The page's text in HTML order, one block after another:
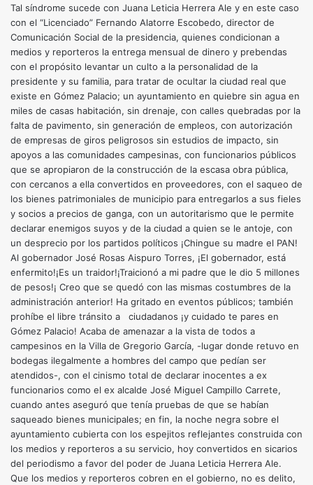
Tal síndrome sucede con Juana Leticia Herrera Ale y en este caso
con el “Licenciado” Fernando Alatorre Escobedo, director de
Comunicación Social de la presidencia, quienes condicionan a
medios y reporteros la entrega mensual de dinero y prebendas
con el propósito levantar un culto a la personalidad de la
presidente y su familia, para tratar de ocultar la ciudad real que
existe en Gómez Palacio; un ayuntamiento en quiebre sin agua en
miles de casas habitación, sin drenaje, con calles quebradas por la
falta de pavimento, sin generación de empleos, con autorización
de empresas de giros peligrosos sin estudios de impacto, sin
apoyos a las comunidades campesinas, con funcionarios públicos
que se apropiaron de la construcción de la escasa obra pública,
con cercanos a ella convertidos en proveedores, con el saqueo de
los bienes patrimoniales de municipio para entregarlos a sus fieles
y socios a precios de ganga, con un autoritarismo que le permite
declarar enemigos suyos y de la ciudad a quien se le antoje, con
un desprecio por los partidos políticos ¡Chingue su madre el PAN!
Al gobernador José Rosas Aispuro Torres, ¡El gobernador, está
enfermito!¡Es un traidor!¡Traicionó a mi padre que le dio 5 millones
de pesos!¡ Creo que se quedó con las mismas costumbres de la
administración anterior! Ha gritado en eventos públicos; también
prohíbe el libre tránsito a ciudadanos ¡y cuidado te pares en
Gómez Palacio! Acaba de amenazar a la vista de todos a
campesinos en la Villa de Gregorio García, -lugar donde retuvo en
bodegas ilegalmente a hombres del campo que pedían ser
atendidos-, con el cinismo total de declarar inocentes a ex
funcionarios como el ex alcalde José Miguel Campillo Carrete,
cuando antes aseguró que tenía pruebas de que se habían
saqueado bienes municipales; en fin, la noche negra sobre el
ayuntamiento cubierta con los espejitos reflejantes construida con
los medios y reporteros a su servicio, hoy convertidos en sicarios
del periodismo a favor del poder de Juana Leticia Herrera Ale.
Que los medios y reporteros cobren en el gobierno, no es delito,